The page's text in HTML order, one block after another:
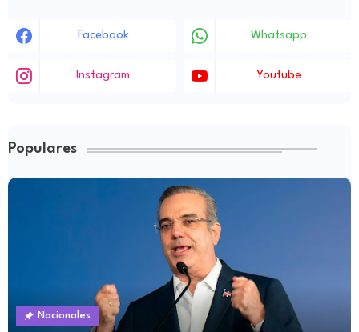
Facebook Whatsapp
Instagram Youtube
Populares
Nacionales